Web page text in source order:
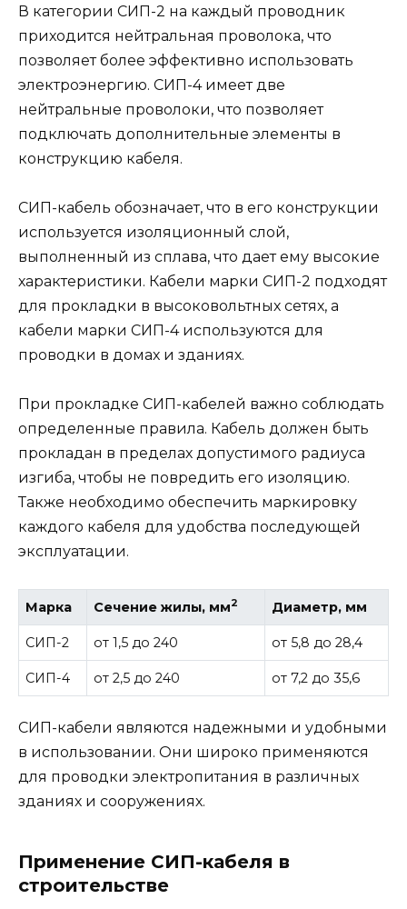
В категории СИП-2 на каждый проводник
приходится нейтральная проволока, что
позволяет более эффективно использовать
электроэнергию. СИП-4 имеет две
нейтральные проволоки, что позволяет
подключать дополнительные элементы в
конструкцию кабеля.
СИП-кабель обозначает, что в его конструкции
используется изоляционный слой,
выполненный из сплава, что дает ему высокие
характеристики. Кабели марки СИП-2 подходят
для прокладки в высоковольтных сетях, а
кабели марки СИП-4 используются для
проводки в домах и зданиях.
При прокладке СИП-кабелей важно соблюдать
определенные правила. Кабель должен быть
прокладан в пределах допустимого радиуса
изгиба, чтобы не повредить его изоляцию.
Также необходимо обеспечить маркировку
каждого кабеля для удобства последующей
эксплуатации.
Марка Сечение жилы, мм2 Диаметр, мм
СИП-2 от 1,5 до 240 от 5,8 до 28,4
СИП-4 от 2,5 до 240 от 7,2 до 35,6
СИП-кабели являются надежными и удобными
в использовании. Они широко применяются
для проводки электропитания в различных
зданиях и сооружениях.
Применение СИП-кабеля в
строительстве